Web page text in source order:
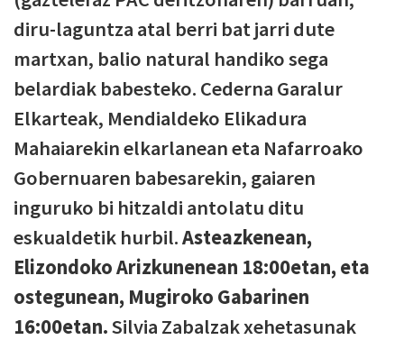
diru-laguntza atal berri bat jarri dute
martxan, balio natural handiko sega
belardiak babesteko. Cederna Garalur
Elkarteak, Mendialdeko Elikadura
Mahaiarekin elkarlanean eta Nafarroako
Gobernuaren babesarekin, gaiaren
inguruko bi hitzaldi antolatu ditu
eskualdetik hurbil.Asteazkenean,
Elizondoko Arizkunenean 18:00etan, eta
ostegunean, Mugiroko Gabarinen
16:00etan.Silvia Zabalzak xehetasunak